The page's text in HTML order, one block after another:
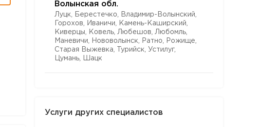
Волынская обл.
Луцк, Берестечко, Владимир-Волынский,
Горохов, Иваничи, Камень-Каширский,
Киверцы, Ковель, Любешов, Любомль,
Маневичи, Нововолынск, Ратно, Рожище,
Старая Выжевка, Турийск, Устилуг,
Цумань, Шацк
Услуги других специалистов